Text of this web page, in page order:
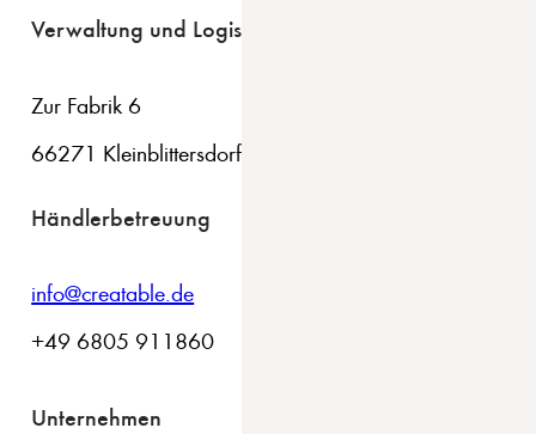
Verwaltung und Logistik
Zur Fabrik 6
66271 Kleinblittersdorf
Händlerbetreuung
info@creatable.de
+49 6805 911860
Unternehmen